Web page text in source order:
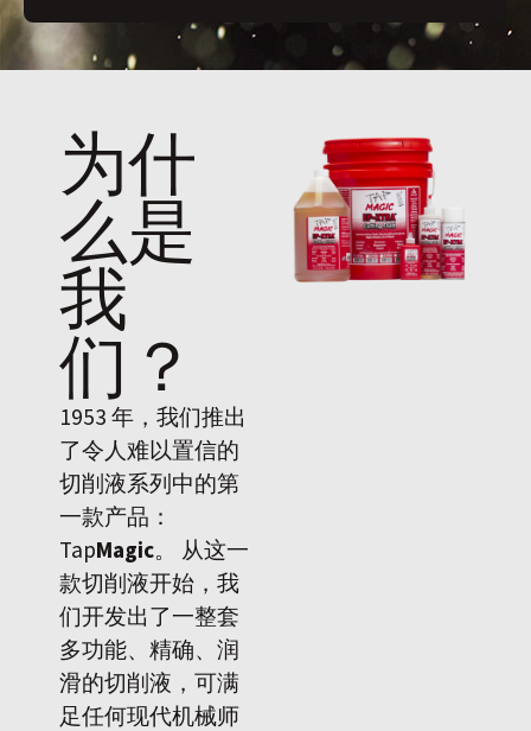
为什
么是
我
们 ？
1953 年，我们推出
了令人难以置信的
切削液系列中的第
一款产品：
TapMagic。 从这一
款切削液开始，我
们开发出了一整套
多功能、精确、润
滑的切削液，可满
足任何现代机械师